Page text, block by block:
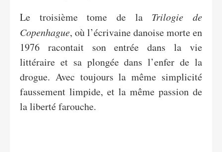
Le troisième tome de la Trilogie de
Copenhague, où l’écrivaine danoise morte en
1976 racontait son entrée dans la vie
littéraire et sa plongée dans l’enfer de la
drogue. Avec toujours la même simplicité
faussement limpide, et la même passion de
la liberté farouche.